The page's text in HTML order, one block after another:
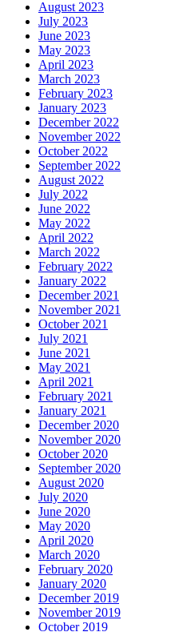
August 2023
July 2023
June 2023
May 2023
April 2023
March 2023
February 2023
January 2023
December 2022
November 2022
October 2022
September 2022
August 2022
July 2022
June 2022
May 2022
April 2022
March 2022
February 2022
January 2022
December 2021
November 2021
October 2021
July 2021
June 2021
May 2021
April 2021
February 2021
January 2021
December 2020
November 2020
October 2020
September 2020
August 2020
July 2020
June 2020
May 2020
April 2020
March 2020
February 2020
January 2020
December 2019
November 2019
October 2019